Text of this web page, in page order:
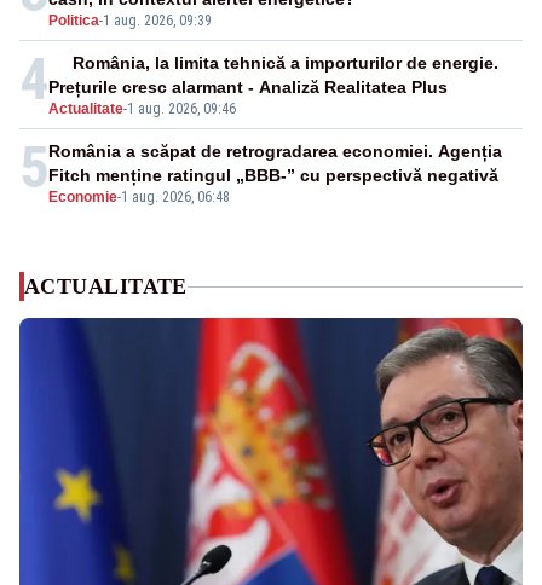
Politica-1 aug. 2026, 09:39
4Actualitate-1 aug. 2026, 09:46
România, la limita tehnică a importurilor de energie.
Prețurile cresc alarmant - Analiză Realitatea Plus
5 Economie-1 aug. 2026, 06:48
România a scăpat de retrogradarea economiei. Agenția
Fitch menține ratingul „BBB-” cu perspectivă negativă
ACTUALITATE